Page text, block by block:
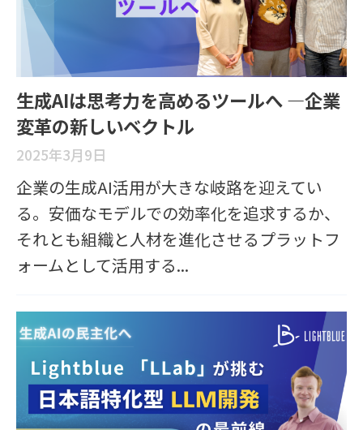
生成AIは思考力を高めるツールへ ―企業
変革の新しいベクトル
2025年3月9日
企業の生成AI活用が大きな岐路を迎えてい
る。安価なモデルでの効率化を追求するか、
それとも組織と人材を進化させるプラットフ
ォームとして活用する...